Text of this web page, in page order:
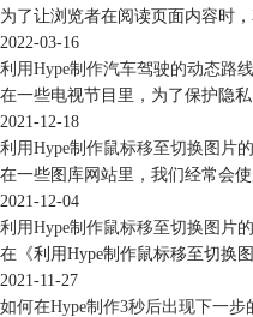
为了让浏览者在阅读页面内容时
2022-03-16
利用Hype制作汽车驾驶的动态路
在一些电视节目里，为了保护隐
2021-12-18
利用Hype制作鼠标移至切换图片
在一些图库网站里，我们经常会
2021-12-04
利用Hype制作鼠标移至切换图片
在《利用Hype制作鼠标移至切换
2021-11-27
如何在Hype制作3秒后出现下一步